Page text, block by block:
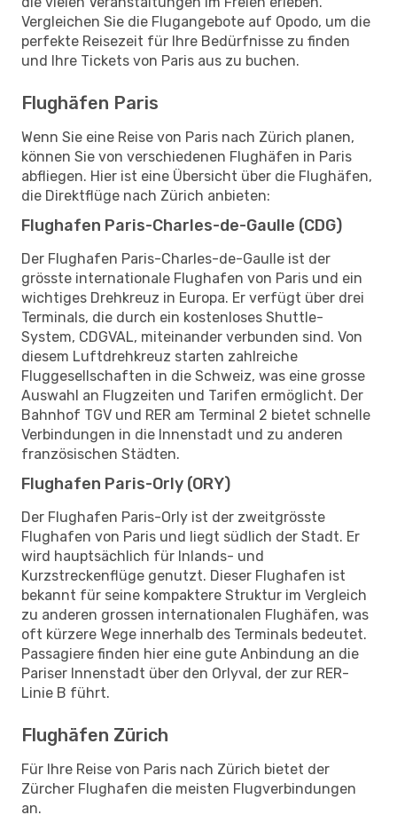
Vergleichen Sie die Flugangebote auf Opodo, um die
perfekte Reisezeit für Ihre Bedürfnisse zu finden
und Ihre Tickets von Paris aus zu buchen.
Flughäfen Paris
Wenn Sie eine Reise von Paris nach Zürich planen,
können Sie von verschiedenen Flughäfen in Paris
abfliegen. Hier ist eine Übersicht über die Flughäfen,
die Direktflüge nach Zürich anbieten:
Flughafen Paris-Charles-de-Gaulle (CDG)
Der Flughafen Paris-Charles-de-Gaulle ist der
grösste internationale Flughafen von Paris und ein
wichtiges Drehkreuz in Europa. Er verfügt über drei
Terminals, die durch ein kostenloses Shuttle-
System, CDGVAL, miteinander verbunden sind. Von
diesem Luftdrehkreuz starten zahlreiche
Fluggesellschaften in die Schweiz, was eine grosse
Auswahl an Flugzeiten und Tarifen ermöglicht. Der
Bahnhof TGV und RER am Terminal 2 bietet schnelle
Verbindungen in die Innenstadt und zu anderen
französischen Städten.
Flughafen Paris-Orly (ORY)
Der Flughafen Paris-Orly ist der zweitgrösste
Flughafen von Paris und liegt südlich der Stadt. Er
wird hauptsächlich für Inlands- und
Kurzstreckenflüge genutzt. Dieser Flughafen ist
bekannt für seine kompaktere Struktur im Vergleich
zu anderen grossen internationalen Flughäfen, was
oft kürzere Wege innerhalb des Terminals bedeutet.
Passagiere finden hier eine gute Anbindung an die
Pariser Innenstadt über den Orlyval, der zur RER-
Linie B führt.
Flughäfen Zürich
Für Ihre Reise von Paris nach Zürich bietet der
Zürcher Flughafen die meisten Flugverbindungen
an.